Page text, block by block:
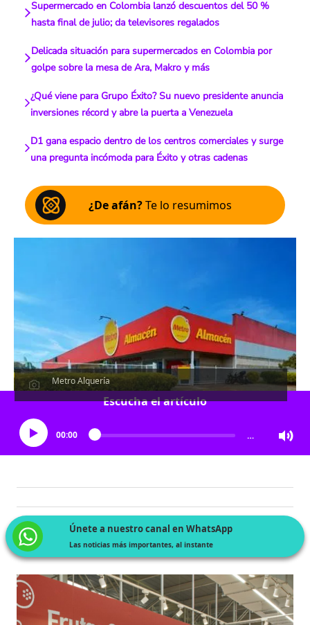
Supermercado en Colombia lanzó descuentos del 50 %
hasta final de julio; da televisores regalados
Delicada situación para supermercados en Colombia por
golpe sobre la mesa de Ara, Makro y más
¿Qué viene para Grupo Éxito? Su nuevo presidente anuncia
inversiones récord y abre la puerta a Venezuela
D1 gana espacio dentro de los centros comerciales y surge
una pregunta incómoda para Éxito y otras cadenas
¿De afán?Te lo resumimos
Metro Alquería
Escucha el artículo
00:00 …
Únete a nuestro canal en WhatsApp
Las noticias más importantes, al instante